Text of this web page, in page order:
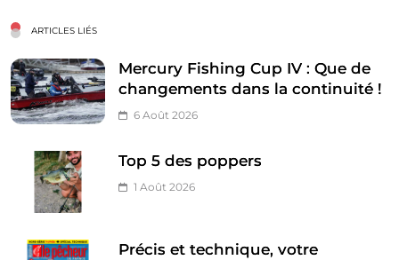
ARTICLES LIÉS
Mercury Fishing Cup IV : Que de
changements dans la continuité !
6 Août 2026
Top 5 des poppers
1 Août 2026
Précis et technique, votre